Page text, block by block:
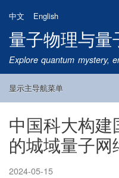
中文 English
量子物理与
Explore quantum mystery,
Main
显示主导航菜单
首页
研究方向
量子卫星
团队成员
新闻动态
研究进展
学术报告
论文发表
公告通知
招生信息
相关链接
中国科大构
的城域量子网
2024-05-15